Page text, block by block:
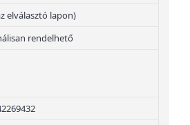
elválasztó lapon)
rendelhető